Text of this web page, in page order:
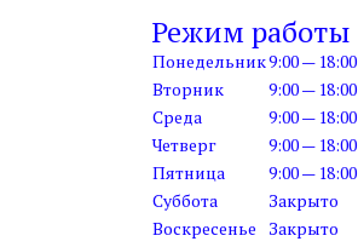
с
к
п
о
с
а
й
у
Режим работы
Понедельник9:00 — 18:00
Вторник
9:00 — 18:00
Среда
9:00 — 18:00
Четверг
9:00 — 18:00
Пятница
9:00 — 18:00
Суббота
Закрыто
Воскресенье
Закрыто